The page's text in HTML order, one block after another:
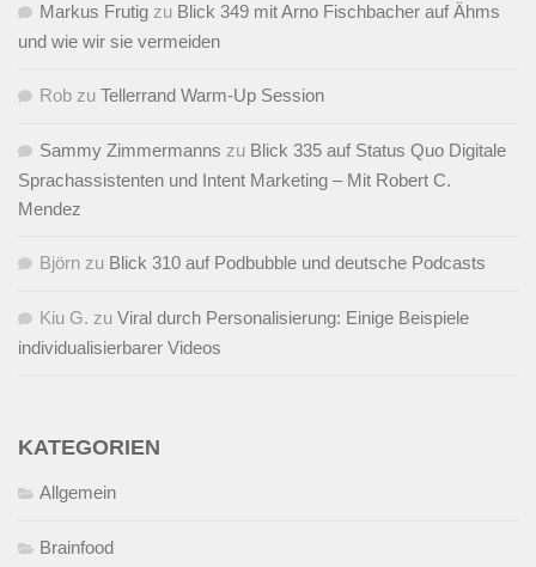
Markus Frutig zu Blick 349 mit Arno Fischbacher auf Ähms
und wie wir sie vermeiden
Rob zu Tellerrand Warm-Up Session
Sammy Zimmermanns zu Blick 335 auf Status Quo Digitale
Sprachassistenten und Intent Marketing – Mit Robert C.
Mendez
Björn zu Blick 310 auf Podbubble und deutsche Podcasts
Kiu G. zu Viral durch Personalisierung: Einige Beispiele
individualisierbarer Videos
KATEGORIEN
Allgemein
Brainfood